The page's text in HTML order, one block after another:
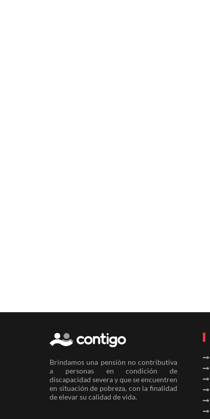
Brindamos una pensión no contributiva
a personas en condición de
discapacidad severa y que se encuentren
en situación de pobreza, con la finalidad
de elevar su calidad de vida.